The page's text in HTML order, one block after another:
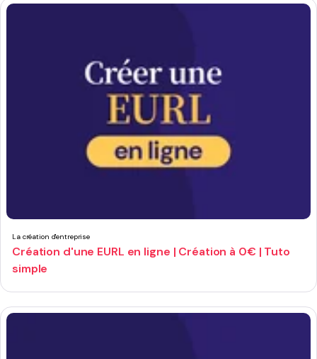
La création d'entreprise
Création d'une EURL en ligne | Création à 0€ | Tuto
simple